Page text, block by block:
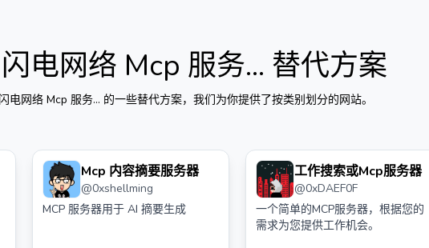
电网络 Mcp 服务... 替代方案
电网络 Mcp 服务... 的一些替代方案，我们为你提供了按类别划分的网站。
Mcp 内容摘要服务器
@0xshellming
MCP 服务器用于 AI 摘要生成
工作搜索或Mcp服务器
@0xDAEF0F
一个简单的MCP服务器，根据您的
需求为您提供工作机会。